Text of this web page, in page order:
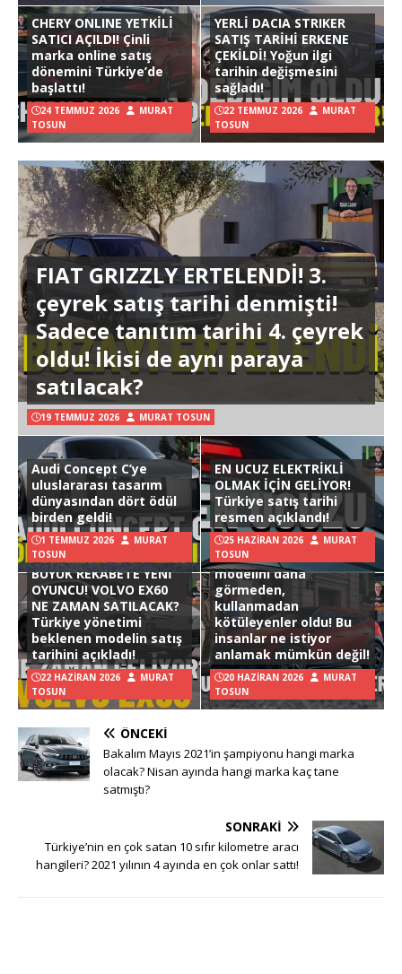
CHERY ONLINE YETKİLİ
SATICI AÇILDI! Çinli
marka online satış
dönemini Türkiye’de
başlattı!
24 TEMMUZ 2026
MURAT
TOSUN
YERLİ DACIA STRIKER
SATIŞ TARİHİ ERKENE
ÇEKİLDİ! Yoğun ilgi
tarihin değişmesini
sağladı!
22 TEMMUZ 2026
MURAT
TOSUN
FIAT GRIZZLY ERTELENDİ! 3.
çeyrek satış tarihi denmişti!
Sadece tanıtım tarihi 4. çeyrek
oldu! İkisi de aynı paraya
satılacak?
19 TEMMUZ 2026 MURAT TOSUN
Audi Concept C’ye
uluslararası tasarım
dünyasından dört ödül
birden geldi!
1 TEMMUZ 2026
MURAT
TOSUN
EN UCUZ ELEKTRİKLİ
OLMAK İÇİN GELİYOR!
Türkiye satış tarihi
resmen açıklandı!
25 HAZIRAN 2026
MURAT
TOSUN
BÜYÜK REKABETE YENİ
OYUNCU! VOLVO EX60
NE ZAMAN SATILACAK?
Türkiye yönetimi
beklenen modelin satış
tarihini açıkladı!
22 HAZIRAN 2026
MURAT
TOSUN
Hyundai Ioniq 3
modelini daha
görmeden,
kullanmadan
kötüleyenler oldu! Bu
insanlar ne istiyor
anlamak mümkün değil!
20 HAZIRAN 2026
MURAT
TOSUN
ÖNCEKI
Bakalım Mayıs 2021’in şampiyonu hangi marka
olacak? Nisan ayında hangi marka kaç tane
satmıştı?
SONRAKI
Türkiye’nin en çok satan 10 sıfır kilometre aracı
hangileri? 2021 yılının 4 ayında en çok onlar sattı!